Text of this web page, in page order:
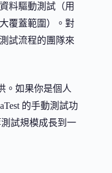
料驅動測試（用
覆蓋範圍）。對
試流程的團隊來
。如果你是個人
的手動測試功
試規模成長到一